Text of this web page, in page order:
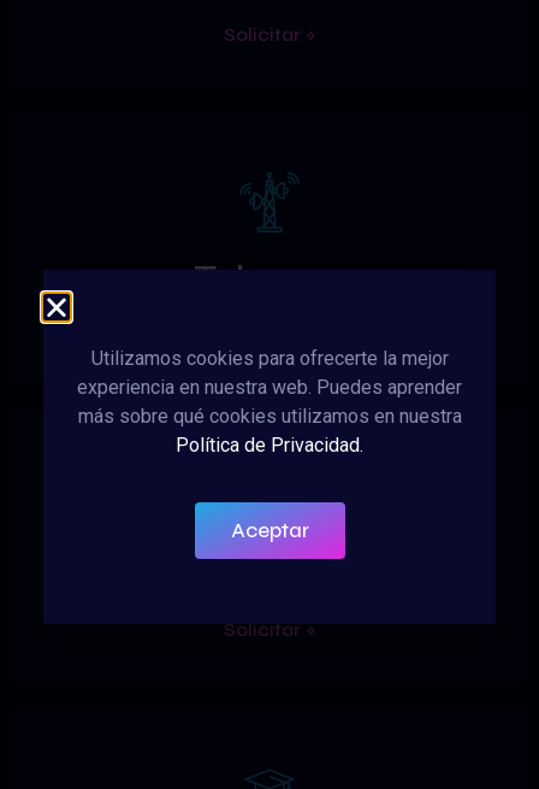
Solicitar »
Telecom
Solicitar »
Utilizamos cookies para ofrecerte la mejor
experiencia en nuestra web. Puedes aprender
más sobre qué cookies utilizamos en nuestra
Política de Privacidad.
Aceptar